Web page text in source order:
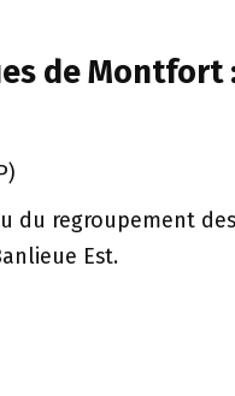
de Montfort
du regroupement
Est.